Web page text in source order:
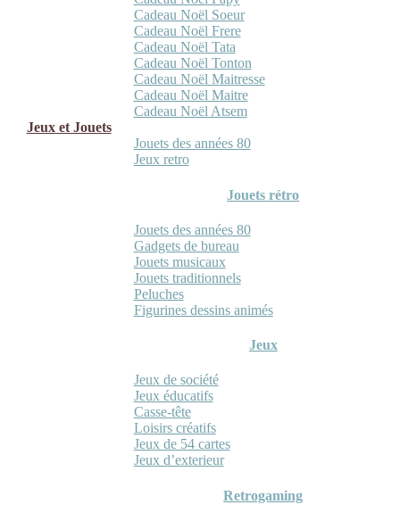
Cadeau Noël Soeur
Cadeau Noël Frere
Cadeau Noël Tata
Cadeau Noël Tonton
Cadeau Noël Maitresse
Cadeau Noël Maitre
Cadeau Noël Atsem
Jeux et Jouets
Jouets des années 80
Jeux retro
Jouets rétro
Jouets des années 80
Gadgets de bureau
Jouets musicaux
Jouets traditionnels
Peluches
Figurines dessins animés
Jeux
Jeux de société
Jeux éducatifs
Casse-tête
Loisirs créatifs
Jeux de 54 cartes
Jeux d’exterieur
Retrogaming